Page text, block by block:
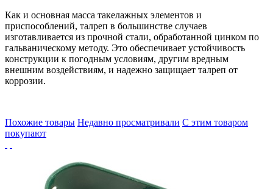
Как и основная масса такелажных элементов и
приспособлений, талреп в большинстве случаев
изготавливается из прочной стали, обработанной цинком по
гальваническому методу. Это обеспечивает устойчивость
конструкции к погодным условиям, другим вредным
внешним воздействиям, и надежно защищает талреп от
коррозии.
Похожие товары Недавно просматривали С этим товаром
покупают